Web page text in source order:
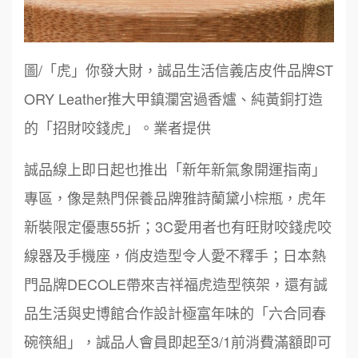
圖/「虎」你發大財，誠品生活信義店皮件品牌ST
ORY Leather推大甲鎮瀾宮過香爐、純黃銅打造
的「招財咬錢虎」。業者提供
誠品線上即日起也推出「新年新氣象開運指南」
專區，像是熱門保養品牌雅詩蘭黛小棕瓶，虎年
新裝限定優惠55折；3C愛用者也有旺財咬錢虎咬
線器及手機座，俏皮造型令人愛不釋手；日本熱
門品牌DECOLE帶來吉祥福虎造型筷架，還有誠
品生活與史博館合作設計極富年味的「六合同春
碗筷組」，誠品人會員即起至3/1前消費滿額即可